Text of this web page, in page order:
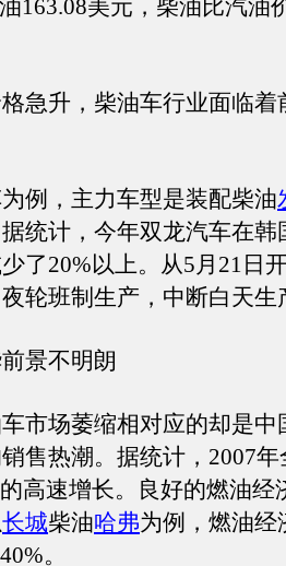
163.08美元，柴油比汽油
升，柴油车行业面临着
例，主力车型是装配柴油
统计，今年双龙汽车在韩
了20%以上。从5月21日
轮班制生产，中断白天生
景不明朗
场萎缩相对应的却是中
售热潮。据统计，2007
高速增长。良好的燃油经
长城柴油哈弗为例，燃油经
。